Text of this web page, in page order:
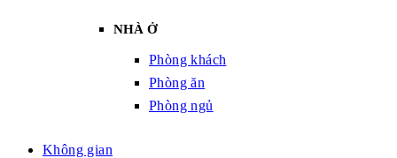
NHÀ Ở
Phòng khách
Phòng ăn
Phòng ngủ
Không gian